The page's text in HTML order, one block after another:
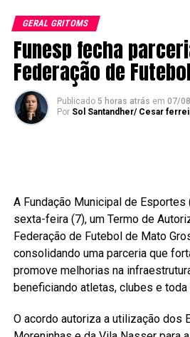
GERAL GRITOMS
Funesp fecha
Federação de
Publicado 5 horas atrás em 07/
Por Sol Santandher/ Cesar
A Fundação Municipal de Esportes
sexta-feira (7), um Termo de
Federação de Futebol de Mato
consolidando uma parceria que
promove melhorias na
beneficiando atletas, clubes e toda
O acordo autoriza a utilização dos